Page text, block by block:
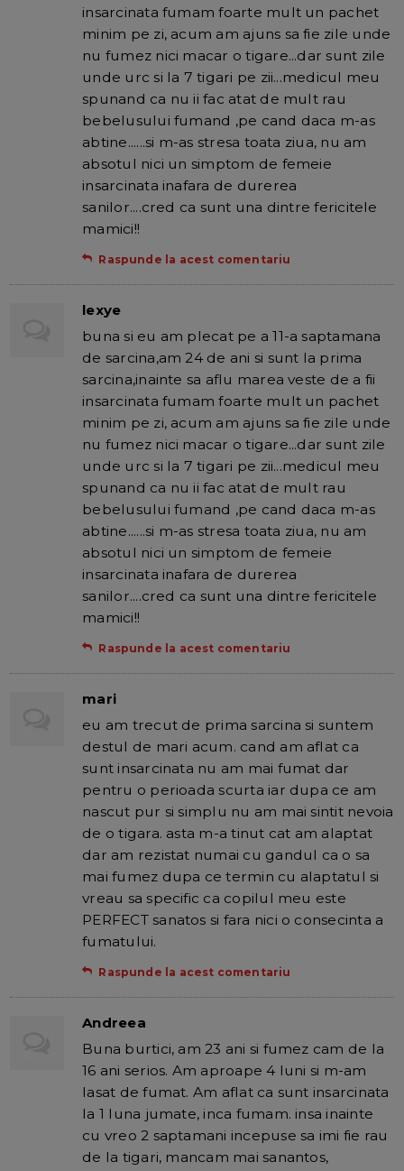
insarcinata fumam foarte mult un pachet
minim pe zi, acum am ajuns sa fie zile unde
nu fumez nici macar o tigare...dar sunt zile
unde urc si la 7 tigari pe zii...medicul meu
spunand ca nu ii fac atat de mult rau
bebelusului fumand ,pe cand daca m-as
abtine......si m-as stresa toata ziua, nu am
absotul nici un simptom de femeie
insarcinata inafara de durerea
sanilor....cred ca sunt una dintre fericitele
mamici!!
Raspunde la acest comentariu
lexye
buna si eu am plecat pe a 11-a saptamana
de sarcina,am 24 de ani si sunt la prima
sarcina,inainte sa aflu marea veste de a fii
insarcinata fumam foarte mult un pachet
minim pe zi, acum am ajuns sa fie zile unde
nu fumez nici macar o tigare...dar sunt zile
unde urc si la 7 tigari pe zii...medicul meu
spunand ca nu ii fac atat de mult rau
bebelusului fumand ,pe cand daca m-as
abtine......si m-as stresa toata ziua, nu am
absotul nici un simptom de femeie
insarcinata inafara de durerea
sanilor....cred ca sunt una dintre fericitele
mamici!!
Raspunde la acest comentariu
mari
eu am trecut de prima sarcina si suntem
destul de mari acum. cand am aflat ca
sunt insarcinata nu am mai fumat dar
pentru o perioada scurta iar dupa ce am
nascut pur si simplu nu am mai sintit nevoia
de o tigara. asta m-a tinut cat am alaptat
dar am rezistat numai cu gandul ca o sa
mai fumez dupa ce termin cu alaptatul si
vreau sa specific ca copilul meu este
PERFECT sanatos si fara nici o consecinta a
fumatului.
Raspunde la acest comentariu
Andreea
Buna burtici, am 23 ani si fumez cam de la
16 ani serios. Am aproape 4 luni si m-am
lasat de fumat. Am aflat ca sunt insarcinata
la 1 luna jumate, inca fumam. insa inainte
cu vreo 2 saptamani incepuse sa imi fie rau
de la tigari, mancam mai sanantos,